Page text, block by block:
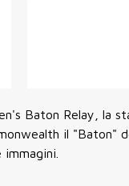
Baton Relay, la
il "Baton"